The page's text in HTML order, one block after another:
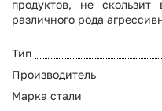
продуктов, не
различного рода
Тип
Производитель
Марка стали